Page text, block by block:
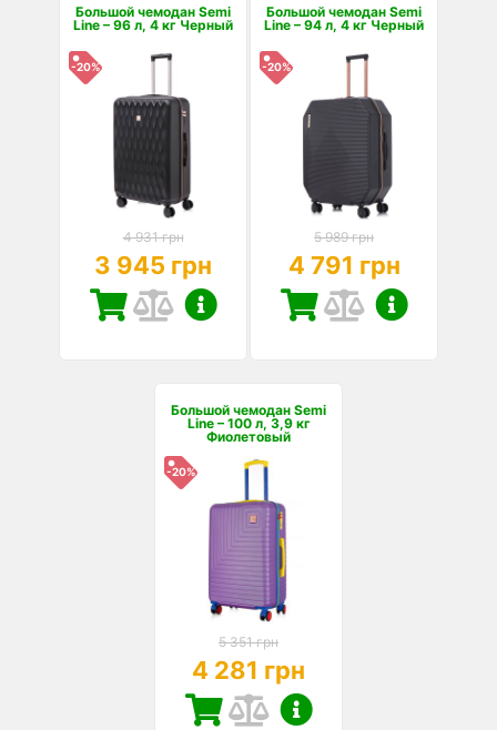
Большой чемодан Semi
Line – 96 л, 4 кг Черный
-20%
4 931 грн
3 945 грн
Большой чемодан Semi
Line – 94 л, 4 кг Черный
-20%
5 989 грн
4 791 грн
Большой чемодан Semi
Line – 100 л, 3,9 кг
Фиолетовый
-20%
5 351 грн
4 281 грн